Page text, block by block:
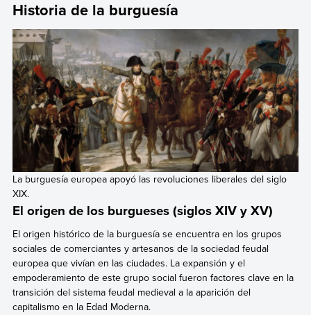
Historia de la burguesía
La burguesía europea apoyó las revoluciones liberales del siglo
XIX.
El origen de los burgueses (siglos XIV y XV)
El origen histórico de la burguesía se encuentra en los grupos
sociales de comerciantes y artesanos de la sociedad feudal
europea que vivían en las ciudades. La expansión y el
empoderamiento de este grupo social fueron factores clave en la
transición del sistema feudal medieval a la aparición del
capitalismo en la Edad Moderna.